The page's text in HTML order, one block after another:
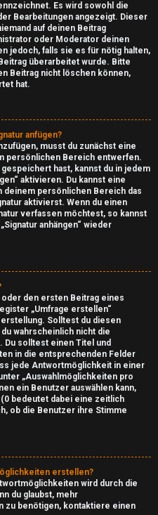
Es wird sowohl die
Bearbeitungen angezeigt. Dieser
auf deinen Beitrag
oder Moderator deinen
jedoch, falls sie es für nötig halten,
überarbeitet wurde. Bitte
Beitrag nicht löschen können,
hat.
anfügen?
musst du zunächst eine
persönlichen Bereich entwerfen.
hast, kannst du in jedem
aktivieren. Du kannst eine
deinem persönlichen Bereich das
aktivierst. Wenn du einen
verfassen möchtest, so kannst
anhängen“ wieder
den ersten Beitrag eines
„Umfrage erstellen“
Solltest du diesen
wahrscheinlich nicht die
Du solltest einen Titel und
in die entsprechenden Felder
jede Antwortmöglichkeit in einer
„Auswahlmöglichkeiten pro
ein Benutzer auswählen kann,
bedeutet dabei eine zeitlich
ob die Benutzer ihre Stimme
erstellen?
wird durch die
du glaubst, mehr
zu benötigen, kontaktiere einen